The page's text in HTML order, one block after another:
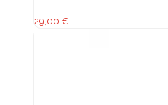
29,00 €